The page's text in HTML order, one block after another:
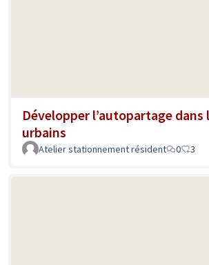
Développer l’autopartage dans
urbains
Atelier stationnement résident 0 3